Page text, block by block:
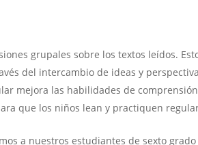
grupales sobre los textos leídos.
del intercambio de ideas y
mejora las habilidades de
que los niños lean y practiquen
a nuestros estudiantes de sexto